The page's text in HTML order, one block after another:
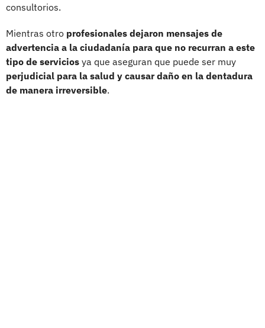
consultorios.
Mientras otro profesionales dejaron mensajes de
advertencia a la ciudadanía para que no recurran a este
tipo de servicios ya que aseguran que puede ser muy
perjudicial para la salud y causar daño en la dentadura
de manera irreversible.